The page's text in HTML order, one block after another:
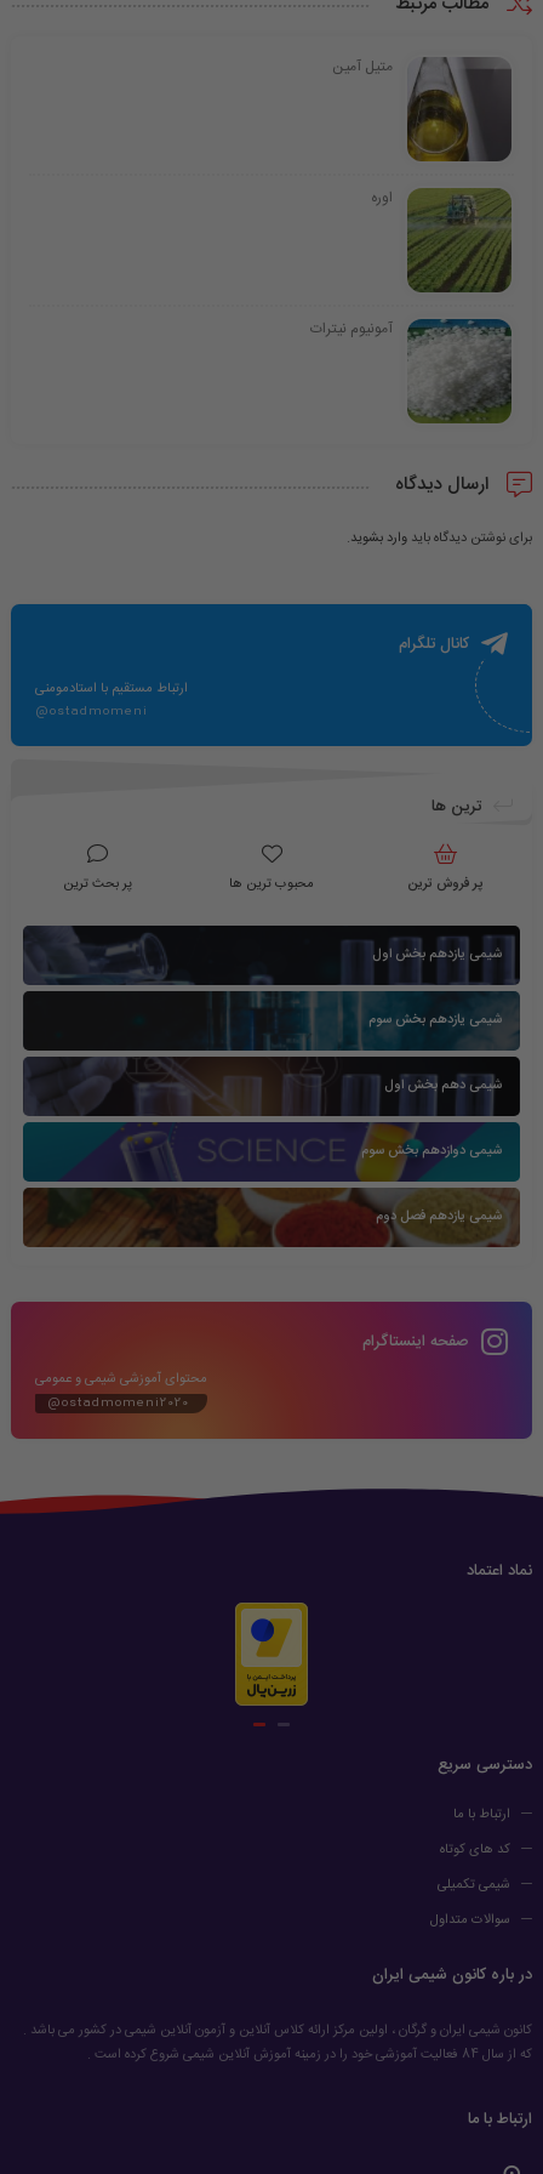
متیل آمین
اوره
آمونیوم نیترات
ارسال دیدگاه
برای نوشتن دیدگاه باید وارد بشوید.
کانال تلگرام
ارتباط مستقیم با استادمومنی
@ostadmomeni
ترین ها
پر فروش ترین محبوب ترین ها پر بحث ترین
شیمی یازدهم بخش اول
شیمی یازدهم بخش سوم
شیمی دهم بخش اول
شیمی دوازدهم بخش سوم
شیمی یازدهم فصل دوم
صفحه اینستاگرام
محتوای آموزشی شیمی و عمومی
@ostadmomeni2020
نماد اعتماد
دسترسی سریع
ارتباط با ما
کد های کوتاه
شیمی تکمیلی
سوالات متداول
در باره کانون شیمی ایران
کانون شیمی ایران و گرگان ، اولین مرکز ارائه کلاس آنلاین و آزمون آنلاین شیمی در کشور می باشد .
که از سال 84 فعالیت آموزشی خود را در زمینه آموزش آنلاین شیمی شروع کرده است .
ارتباط با ما